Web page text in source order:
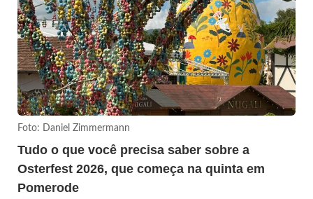
Foto: Daniel Zimmermann
Tudo o que você precisa saber sobre a
Osterfest 2026, que começa na quinta em
Pomerode